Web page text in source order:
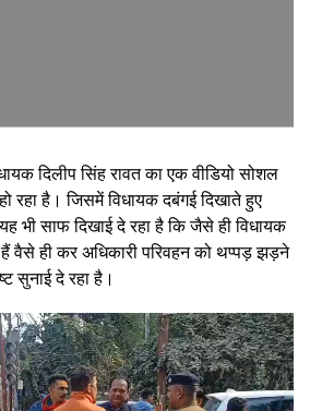
दिलीप सिंह रावत का एक वीडियो सोशल
रहा है। जिसमें विधायक दबंगई दिखाते हुए
भी साफ दिखाई दे रहा है कि जैसे ही विधायक
वैसे ही कर अधिकारी परिवहन को थप्पड़ झड़ने
सुनाई दे रहा है।